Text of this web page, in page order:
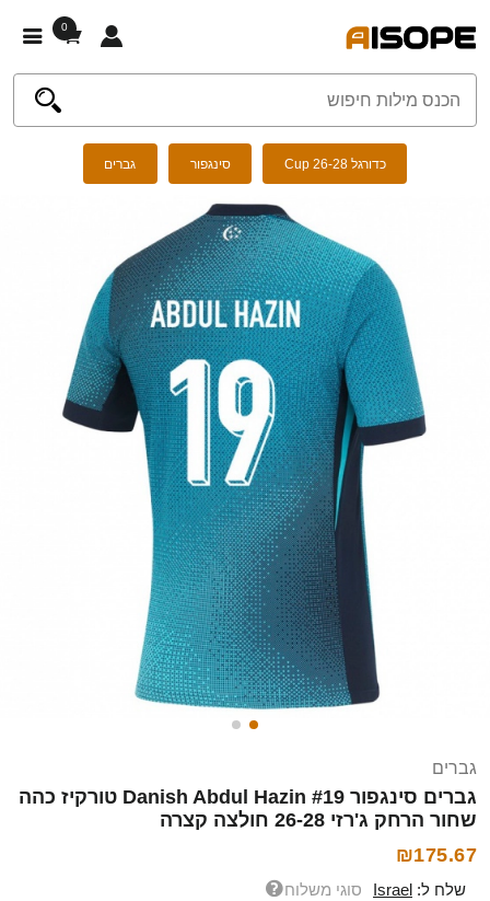
0
כדורגל Cup 26-28 סינגפור גברים
גברים
גברים סינגפור Danish Abdul Hazin #19 טורקיז כהה
שחור הרחק ג'רזי 26-28 חולצה קצרה
₪175.67
שלח ל: Israel סוגי משלוח